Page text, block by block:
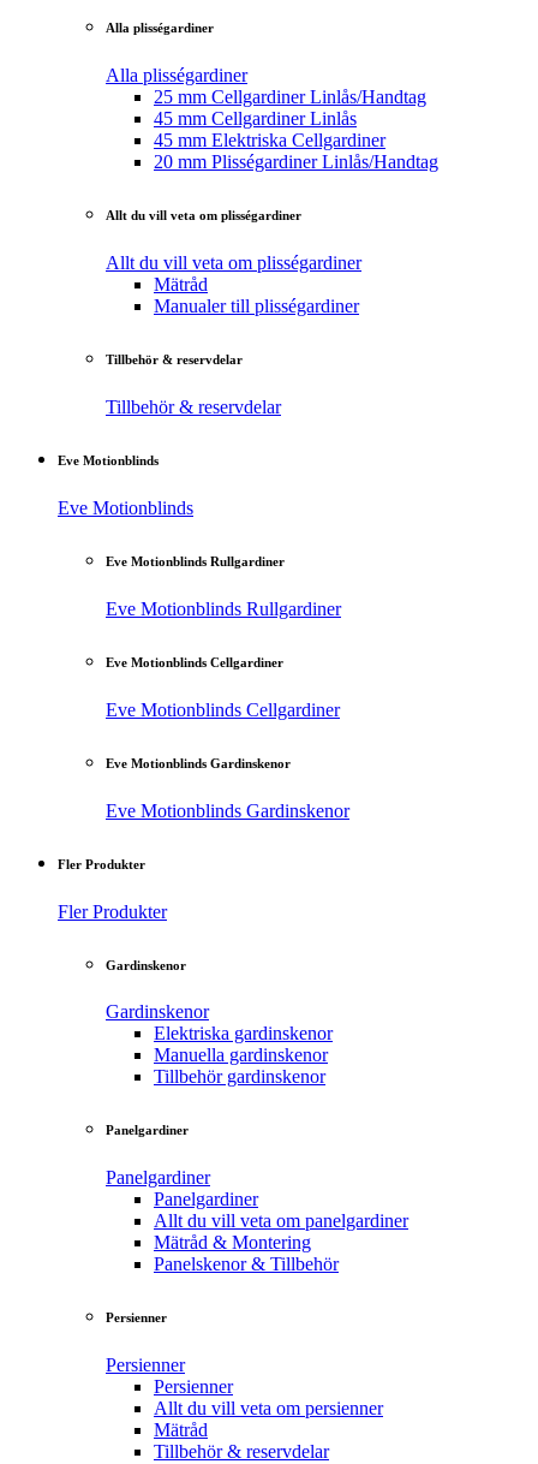
Alla plisségardiner
Alla plisségardiner
25 mm Cellgardiner Linlås/Handtag
45 mm Cellgardiner Linlås
45 mm Elektriska Cellgardiner
20 mm Plisségardiner Linlås/Handtag
Allt du vill veta om plisségardiner
Allt du vill veta om plisségardiner
Mätråd
Manualer till plisségardiner
Tillbehör & reservdelar
Tillbehör & reservdelar
Eve Motionblinds
Eve Motionblinds
Eve Motionblinds Rullgardiner
Eve Motionblinds Rullgardiner
Eve Motionblinds Cellgardiner
Eve Motionblinds Cellgardiner
Eve Motionblinds Gardinskenor
Eve Motionblinds Gardinskenor
Fler Produkter
Fler Produkter
Gardinskenor
Gardinskenor
Elektriska gardinskenor
Manuella gardinskenor
Tillbehör gardinskenor
Panelgardiner
Panelgardiner
Panelgardiner
Allt du vill veta om panelgardiner
Mätråd & Montering
Panelskenor & Tillbehör
Persienner
Persienner
Persienner
Allt du vill veta om persienner
Mätråd
Tillbehör & reservdelar